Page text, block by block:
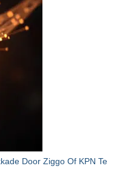
Door Ziggo Of KPN Te